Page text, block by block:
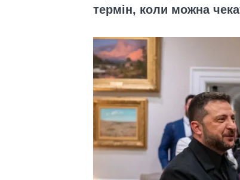
термін, коли можна